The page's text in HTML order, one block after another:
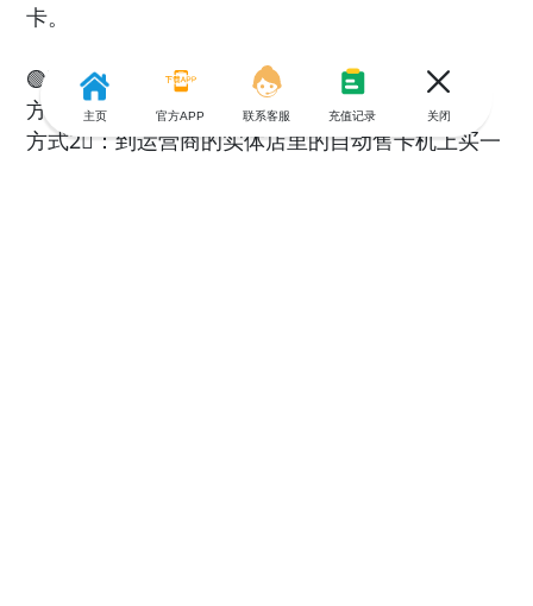
卡。
🟢哪里可买临时电话卡呢？
方式1⃣️：到附近的便利店bureau de tabac去买
方式2⃣️：到运营商的实体店里的自动售卡机上买一
主页 官方APP 联系客服 充值记录 关闭